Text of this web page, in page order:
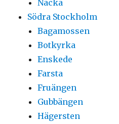
Nacka
Södra Stockholm
Bagamossen
Botkyrka
Enskede
Farsta
Fruängen
Gubbängen
Hägersten